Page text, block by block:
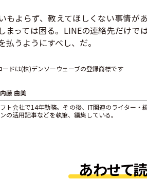
もよらず、教えてほしくない事情が
まっては困る。LINEの連絡先だけ
払うようにすべし、だ。
ドは(株)デンソーウェーブの登録商標です
藤 由美
ト会社で14年勤務。その後、IT関連のライター
の活用記事などを執筆、編集している。
あわせて